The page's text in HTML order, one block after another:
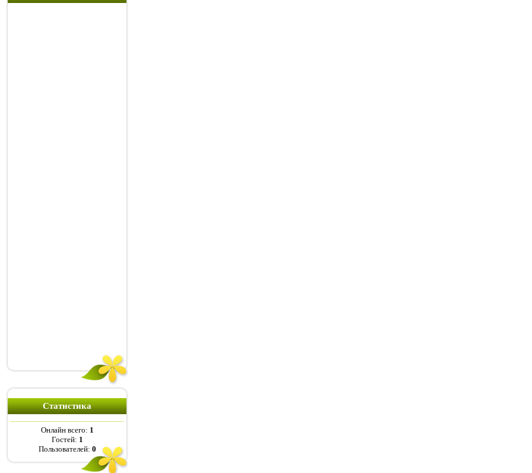
Статистика
Онлайн всего: 1
Гостей: 1
Пользователей: 0